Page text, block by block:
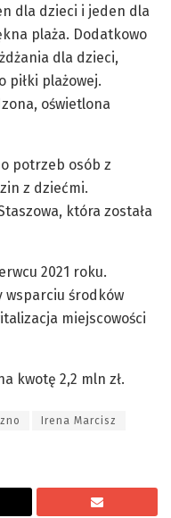
dla dzieci i jeden dla
plaża. Dodatkowo
dla dzieci,
piłki plażowej.
oświetlona
potrzeb osób z
z dziećmi.
która została
2021 roku.
wsparciu środków
miejscowości
kwotę 2,2 mln zł.
Irena Marcisz